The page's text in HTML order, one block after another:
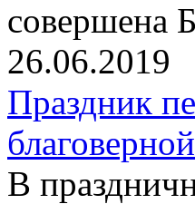
совершена
26.06.2019
Праздник
В